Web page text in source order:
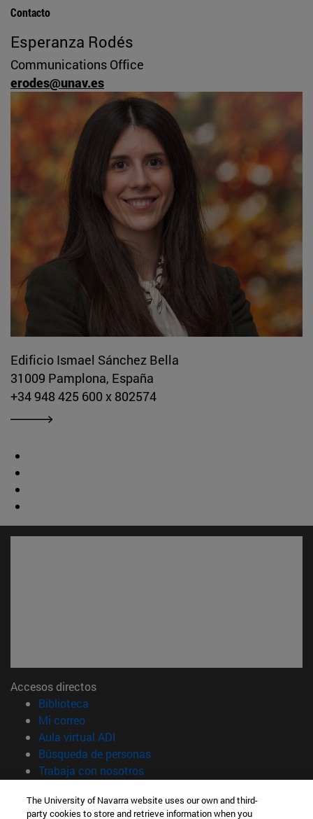
Contacto
Esperanza Rodés
Communications Office
erodes@unav.es
Edificio Ismael Sánchez Bella
31009 Pamplona, España
+34 948 425 600 x 802574
Accesos directos
Biblioteca
Mi correo(abre en nueva ventana)
Aula virtual ADI
Búsqueda de personas(abre en nueva ventana)
Trabaja con nosotros(abre en nueva ventana)
Información
TFNO +34 948 42 56 00
The University of Navarra website uses our own and third-
party cookies to store and retrieve information when you